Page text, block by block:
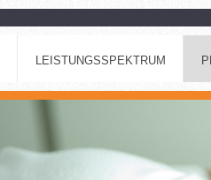
LEISTUNGSSPEKTRUM